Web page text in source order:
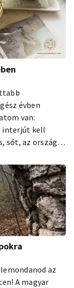
évben
van:
interjút kell
sőt, az ország
„Molnár’s
az idelátogató
az
A magyar